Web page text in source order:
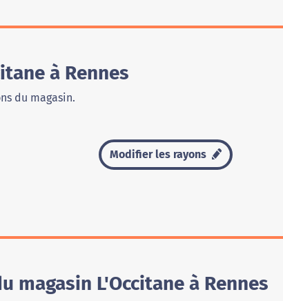
à Rennes
du magasin.
Modifier les rayons
L'Occitane à Rennes